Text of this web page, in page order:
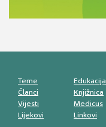
smetnji do rane
Teme
Članci
Vijesti
Lijekovi
Edukacija
Knjižnica
Medicus
Linkovi